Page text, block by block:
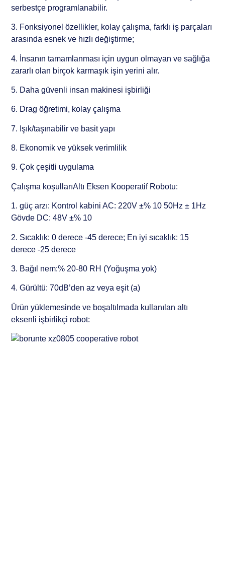
serbestçe programlanabilir.
3. Fonksiyonel özellikler, kolay çalışma, farklı iş parçaları
arasında esnek ve hızlı değiştirme;
4. İnsanın tamamlanması için uygun olmayan ve sağlığa
zararlı olan birçok karmaşık işin yerini alır.
5. Daha güvenli insan makinesi işbirliği
6. Drag öğretimi, kolay çalışma
7. Işık/taşınabilir ve basit yapı
8. Ekonomik ve yüksek verimlilik
9. Çok çeşitli uygulama
Çalışma koşullarıAltı Eksen Kooperatif Robotu:
1. güç arzı: Kontrol kabini AC: 220V ±% 10 50Hz ± 1Hz
Gövde DC: 48V ±% 10
2. Sıcaklık: 0 derece -45 derece; En iyi sıcaklık: 15
derece -25 derece
3. Bağıl nem:% 20-80 RH (Yoğuşma yok)
4. Gürültü: 70dB’den az veya eşit (a)
Ürün yüklemesinde ve boşaltılmada kullanılan altı
eksenli işbirlikçi robot: